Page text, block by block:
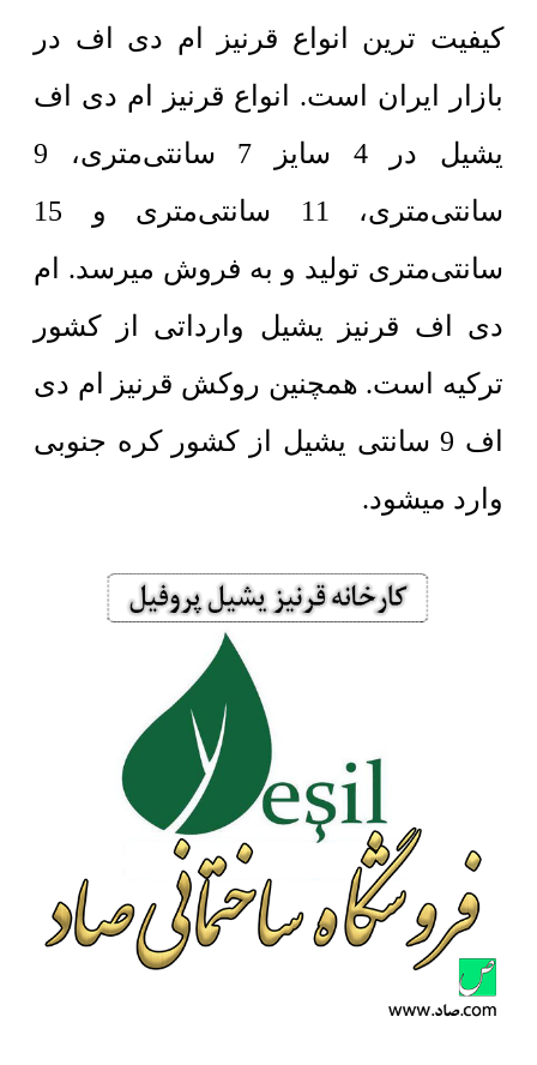
کیفیت ترین انواع قرنیز ام دی اف در
بازار ایران است. انواع قرنیز ام دی اف
یشیل در 4 سایز 7 سانتی‌متری، 9
سانتی‌متری، 11 سانتی‌متری و 15
سانتی‌متری تولید و به فروش میرسد. ام
دی اف قرنیز یشیل وارداتی از کشور
ترکیه است. همچنین روکش قرنیز ام دی
اف 9 سانتی یشیل از کشور کره جنوبی
وارد میشود.